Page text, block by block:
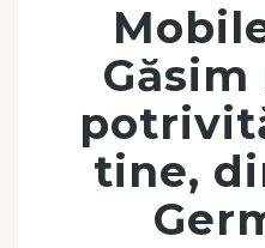
Găsim
tine,